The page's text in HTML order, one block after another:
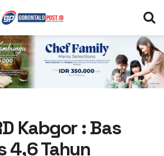
Kabgor : Bas
4,6 Tahun